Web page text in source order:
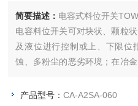
简要描述： 电容式料位开关
电容料位开关可对块状、颗粒
及液位进行控制或上、下限位
蚀、多粉尘的恶劣环境；在冶
产品型号：CA-A2SA-060